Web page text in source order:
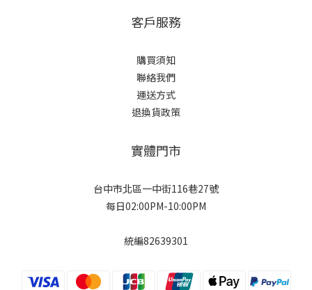
客戶服務
購買須知
聯絡我們
運送方式
退換貨政策
實體門市
台中市北區一中街116巷27號
每日02:00PM-10:00PM
統編82639301